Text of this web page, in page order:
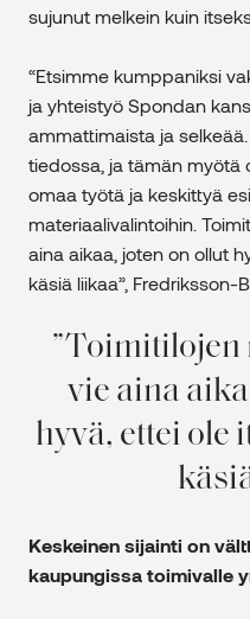
sujunut melkein kuin
“Etsimme kumppaniksi
ja yhteistyö Spondan
ammattimaista ja
tiedossa, ja tämän myötä
omaa työtä ja keskittyä
materiaalivalintoihin.
aina aikaa, joten on ollut
käsiä liikaa”, Fredriksson-
Toimitilojen
vie aina
hyvä, ettei ole
Keskeinen sijainti on
kaupungissa toimivalle